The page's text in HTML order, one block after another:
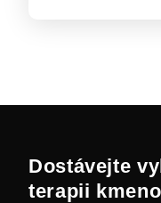
Dostávejte
terapii